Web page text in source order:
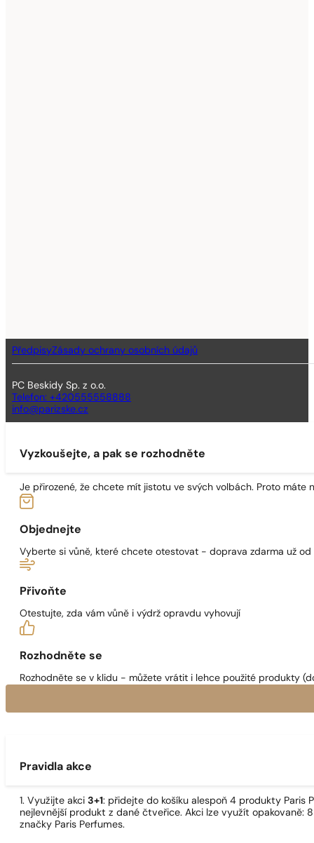
PředpisyZásady ochrany osobních údajů
PC Beskidy Sp. z o.o.
Telefon: +420555558888
info@parizske.cz
Vyzkoušejte, a pak se rozhodněte
Je přirozené, že chcete mít jistotu ve svých volbách. Proto máte
Objednejte
Vyberte si vůně, které chcete otestovat - doprava zdarma už
Přivoňte
Otestujte, zda vám vůně i výdrž opravdu vyhovují
Rozhodněte se
Rozhodněte se v klidu - můžete vrátit i lehce použité produkty
Pravidla akce
1. Využijte akci 3+1: přidejte do košíku alespoň 4 produkty
nejlevnější produkt z dané čtveřice. Akci lze využít opakovaně:
značky Paris Perfumes.